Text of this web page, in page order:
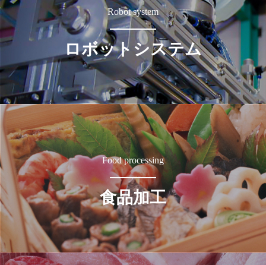
Robot system
ロボットシステム
Food processing
食品加工